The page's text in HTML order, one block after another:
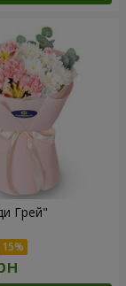
Грей"